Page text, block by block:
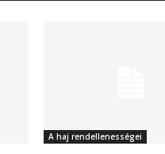
A haj rendellenességei